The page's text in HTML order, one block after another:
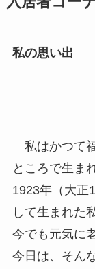
私の思い出
私はかつて
ところで生ま
1923年（大正
して生まれた
今でも元気に
今日は、そん